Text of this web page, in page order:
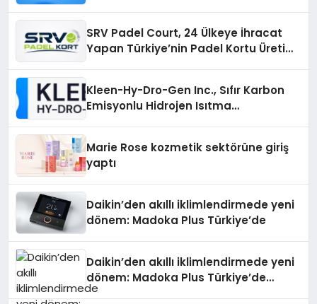
SRV Padel Court, 24 Ülkeye İhracat
Yapan Türkiye’nin Padel Kortu Üretim
Kleen-Hy-Dro-Gen Inc., Sıfır Karbon
Emisyonlu Hidrojen Isıtma
Marie Rose kozmetik sektörüne giriş
yaptı
Daikin’den akıllı iklimlendirmede yeni
dönem: Madoka Plus Türkiye’de
Daikin’den akıllı iklimlendirmede yeni
dönem: Madoka Plus Türkiye’de
Daikin’in kullanıcı dostu tasarımıyla